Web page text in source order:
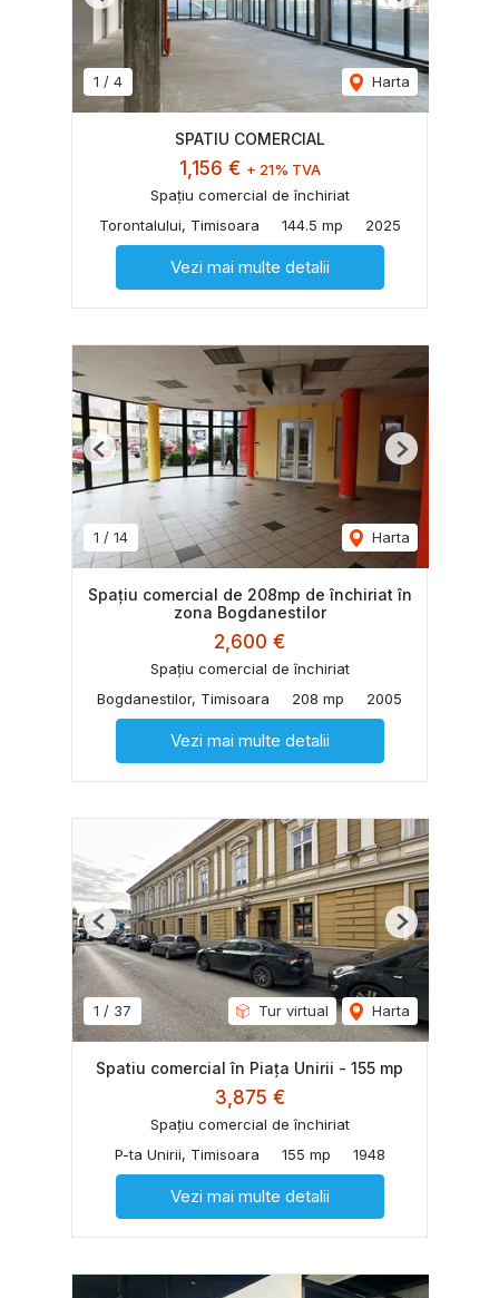
1 / 4 Harta
SPATIU COMERCIAL
1,156 € + 21% TVA
Spațiu comercial de închiriat
Torontalului, Timisoara
144.5 mp 2025
Vezi mai multe detalii
1 / 14 Harta
Previous Next
Spațiu comercial de 208mp de închiriat în
zona Bogdanestilor
2,600 €
Spațiu comercial de închiriat
Bogdanestilor, Timisoara
208 mp 2005
Vezi mai multe detalii
1 / 37 Tur virtual Harta
Previous Next
Spatiu comercial în Piața Unirii - 155 mp
3,875 €
Spațiu comercial de închiriat
P-ta Unirii, Timisoara
155 mp 1948
Vezi mai multe detalii